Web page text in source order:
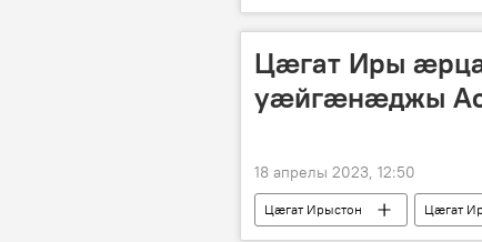
Цæгат Иры
уæйгæнæджы
18 апрелы 2023, 12:50
Цӕгат Ирыстон Цæгат